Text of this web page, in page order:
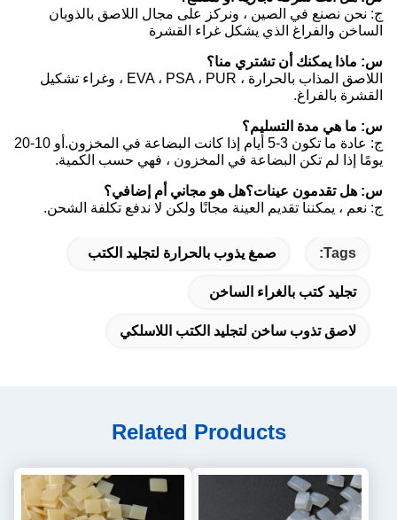
ج: نحن نصنع في الصين ، ونركز على مجال اللاصق بالذوبان
الساخن والفراغ الذي يشكل غراء القشرة
س: ماذا يمكنك أن تشتري منا؟
اللاصق المذاب بالحرارة ، EVA ، PSA ، PUR ، وغراء تشكيل
القشرة بالفراغ.
س: ما هي مدة التسليم؟
ج: عادة ما تكون 3-5 أيام إذا كانت البضاعة في المخزون.أو 10-20
يومًا إذا لم تكن البضاعة في المخزون ، فهي حسب الكمية.
س: هل تقدمون عينات؟هل هو مجاني أم إضافي؟
ج: نعم ، يمكننا تقديم العينة مجانًا ولكن لا ندفع تكلفة الشحن.
Tags: صمغ يذوب بالحرارة لتجليد الكتب
تجليد كتب بالغراء الساخن
لاصق تذوب ساخن لتجليد الكتب اللاسلكي
Related Products